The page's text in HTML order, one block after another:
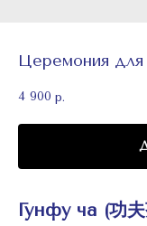
Церемония для
4 900 р.
Гунфу ча (功